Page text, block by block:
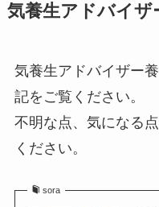
気養生アドバイザ
気養生アドバイザー
記をご覧ください。
不明な点、気になる
ください。
sora